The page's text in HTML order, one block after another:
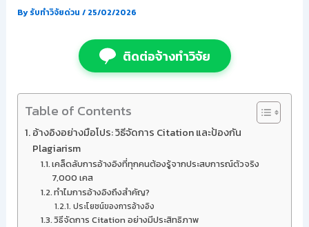
Byรับทำวิจัยด่วน / 25/02/2026
ติดต่อจ้างทำวิจัย
Table of Contents
อ้างอิงอย่างมือโปร: วิธีจัดการ Citation และป้องกัน
Plagiarism
เคล็ดลับการอ้างอิงที่ทุกคนต้องรู้จากประสบการณ์ตัวจริง
7,000 เคส
ทำไมการอ้างอิงถึงสำคัญ?
ประโยชน์ของการอ้างอิง
วิธีจัดการ Citation อย่างมีประสิทธิภาพ